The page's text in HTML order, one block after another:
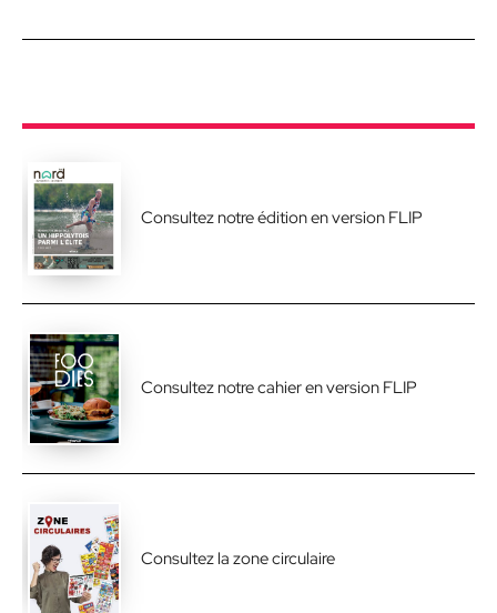
Consultez notre édition en version FLIP
Consultez notre cahier en version FLIP
Consultez la zone circulaire